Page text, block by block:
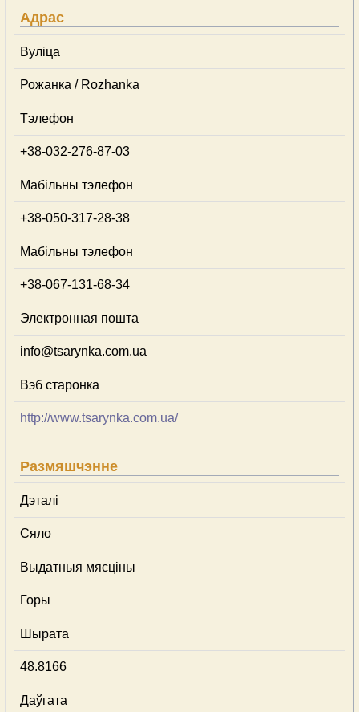
Адрас
Вуліца
Рожанка / Rozhanka
Тэлефон
+38-032-276-87-03
Мабільны тэлефон
+38-050-317-28-38
Мабільны тэлефон
+38-067-131-68-34
Электронная пошта
info@tsarynka.com.ua
Вэб старонка
http://www.tsarynka.com.ua/
Размяшчэнне
Дэталі
Сяло
Выдатныя мясціны
Горы
Шырата
48.8166
Даўгата